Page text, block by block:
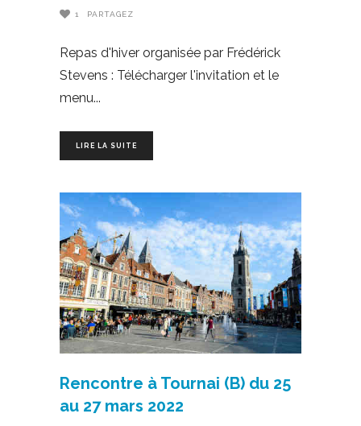
1 PARTAGEZ
Repas d'hiver organisée par Frédérick
Stevens : Télécharger l'invitation et le
menu
LIRE LA SUITE
Rencontre à Tournai (B) du 25
au 27 mars 2022